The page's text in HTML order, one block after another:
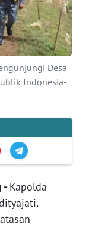
Desa
Indonesia-
-Kapolda